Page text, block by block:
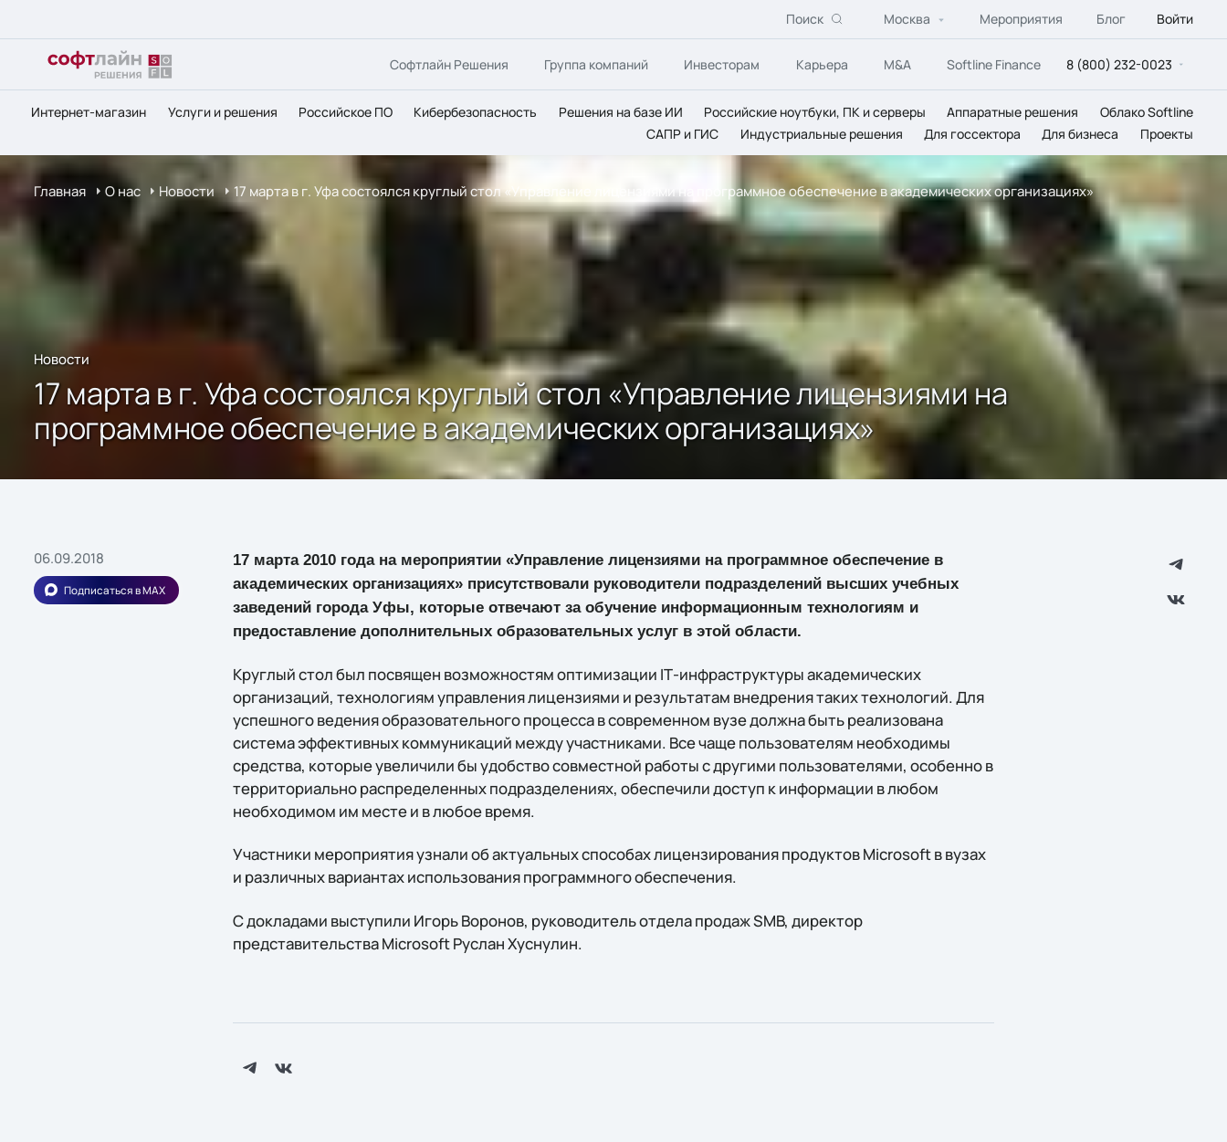
Поиск Москва Мероприятия Блог Войти
Софтлайн Решения Группа компаний Инвесторам Карьера M&A Softline Finance 8 (800) 232-0023
Интернет-магазин Услуги и решения Российское ПО Кибербезопасность Решения на базе ИИ Российские ноутбуки, ПК и серверы Аппаратные решения
Облако Softline
САПР и ГИС
Индустриальные решения Для госсектора Для бизнеса Проекты
Главная О нас Новости 17 марта в г. Уфа состоялся круглый стол «Управление лицензиями на программное обеспечение в академических организациях»
Новости
17 марта в г. Уфа состоялся круглый стол «Управление лицензиями на
программное обеспечение в академических организациях»
06.09.2018
Подписаться в MAX
17 марта 2010 года на мероприятии «Управление лицензиями на программное обеспечение в
академических организациях» присутствовали руководители подразделений высших учебных
заведений города Уфы, которые отвечают за обучение информационным технологиям и
предоставление дополнительных образовательных услуг в этой области.
Круглый стол был посвящен возможностям оптимизации IТ-инфраструктуры академических
организаций, технологиям управления лицензиями и результатам внедрения таких технологий. Для
успешного ведения образовательного процесса в современном вузе должна быть реализована
система эффективных коммуникаций между участниками. Все чаще пользователям необходимы
средства, которые увеличили бы удобство совместной работы с другими пользователями, особенно в
территориально распределенных подразделениях, обеспечили доступ к информации в любом
необходимом им месте и в любое время.
Участники мероприятия узнали об актуальных способах лицензирования продуктов Microsoft в вузах
и различных вариантах использования программного обеспечения.
С докладами выступили Игорь Воронов, руководитель отдела продаж SMB, директор
представительства Microsoft Руслан Хуснулин.